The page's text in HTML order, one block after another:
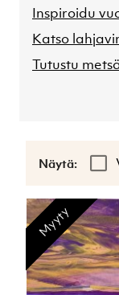
Inspiroidu
Katso
Tutustu
Näytä:
Myyty